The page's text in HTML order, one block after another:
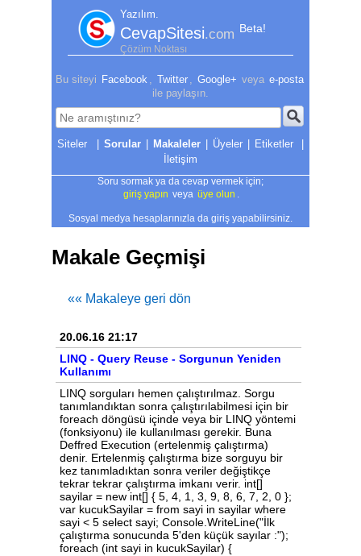
Yazılım.
CevapSitesi.com Beta!
Çözüm Noktası
Bu siteyi Facebook Twitter Google+ veya e-posta
ile paylaşın.
| Sorular | Makaleler | Üyeler | Etiketler
|
İletişim
Soru sormak ya da cevap vermek için;
giriş yapın veya üye olun
Sosyal medya hesaplarınızla da giriş yapabilirsiniz.
Makale Geçmişi
«« Makaleye geri dön
20.06.16 21:17
LINQ - Query Reuse - Sorgunun Yeniden
Kullanımı
LINQ sorguları hemen çalıştırılmaz. Sorgu
tanımlandıktan sonra çalıştırılabilmesi için bir
foreach döngüsü içinde veya bir LINQ yöntemi
(fonksiyonu) ile kullanılması gerekir. Buna
Deffred Execution (ertelenmiş çalıştırma)
denir. Ertelenmiş çalıştırma bize sorguyu bir
kez tanımladıktan sonra veriler değiştikçe
tekrar tekrar çalıştırma imkanı verir. int[]
sayilar = new int[] { 5, 4, 1, 3, 9, 8, 6, 7, 2, 0 };
var kucukSayilar = from sayi in sayilar where
sayi < 5 select sayi; Console.WriteLine("İlk
çalıştırma sonucunda 5'den küçük sayılar :");
foreach (int sayi in kucukSayilar) {